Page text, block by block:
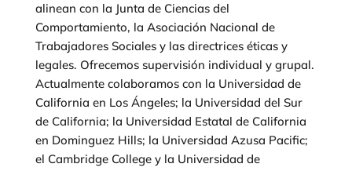
alinean con la Junta de Ciencias del
Comportamiento, la Asociación Nacional de
Trabajadores Sociales y las directrices éticas y
legales. Ofrecemos supervisión individual y grupal.
Actualmente colaboramos con la Universidad de
California en Los Ángeles; la Universidad del Sur
de California; la Universidad Estatal de California
en Dominguez Hills; la Universidad Azusa Pacific;
el Cambridge College y la Universidad de